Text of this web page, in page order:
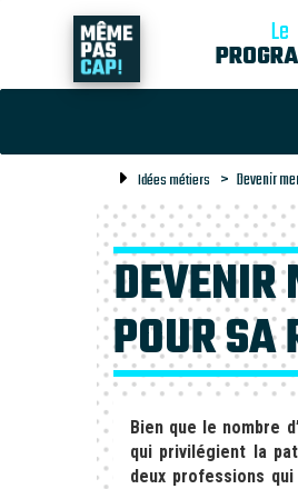
Le
Idées métiers Devenir
DEVENIR
POUR SA
Bien que le nombre
qui privilégient la
deux professions